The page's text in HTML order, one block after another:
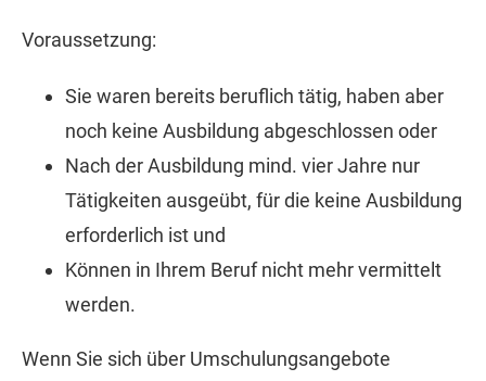
Voraussetzung:
Sie waren bereits beruflich tätig, haben aber
noch keine Ausbildung abgeschlossen oder
Nach der Ausbildung mind. vier Jahre nur
Tätigkeiten ausgeübt, für die keine Ausbildung
erforderlich ist und
Können in Ihrem Beruf nicht mehr vermittelt
werden.
Wenn Sie sich über Umschulungsangebote